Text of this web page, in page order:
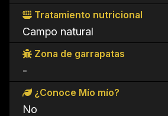
Tratamiento nutricional
Campo natural
Zona de garrapatas
-
¿Conoce Mío mío?
No